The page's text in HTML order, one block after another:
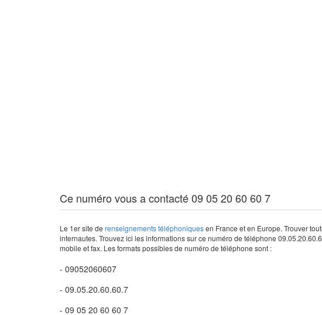
Ce numéro vous a contacté 09 05 20 60 60 7
Le 1er site de renseignements téléphoniquesen France et en Europe. Trouver
internautes. Trouvez ici les informations sur ce numéro de téléphone
mobile et fax. Les formats possibles de numéro de téléphone sont :
- 09052060607
- 09.05.20.60.60.7
- 09 05 20 60 60 7